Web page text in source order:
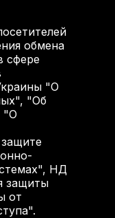
обмена
сфере
"О
"Об
"О
НД
защиты
от